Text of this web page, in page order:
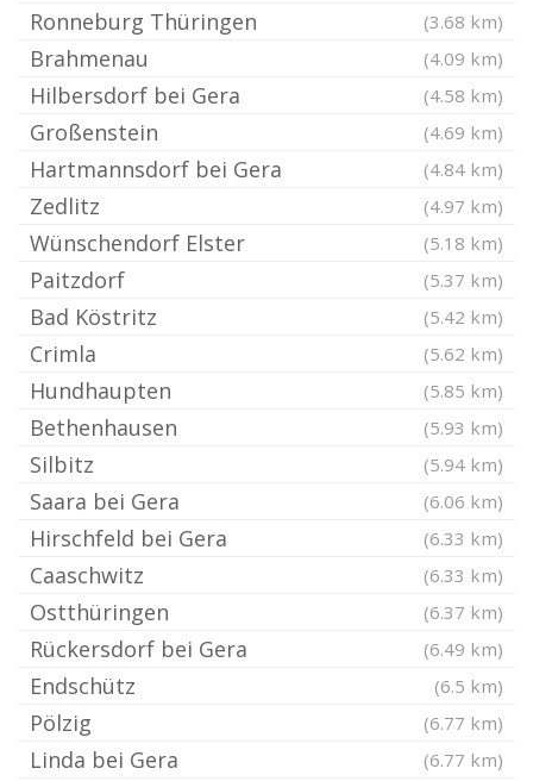
Ronneburg Thüringen (3.68 km)
Brahmenau (4.09 km)
Hilbersdorf bei Gera (4.58 km)
Großenstein (4.69 km)
Hartmannsdorf bei Gera (4.84 km)
Zedlitz (4.97 km)
Wünschendorf Elster (5.18 km)
Paitzdorf (5.37 km)
Bad Köstritz (5.42 km)
Crimla (5.62 km)
Hundhaupten (5.85 km)
Bethenhausen (5.93 km)
Silbitz (5.94 km)
Saara bei Gera (6.06 km)
Hirschfeld bei Gera (6.33 km)
Caaschwitz (6.33 km)
Ostthüringen (6.37 km)
Rückersdorf bei Gera (6.49 km)
Endschütz (6.5 km)
Pölzig (6.77 km)
Linda bei Gera (6.77 km)